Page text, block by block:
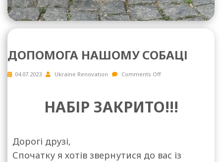
ДОПОМОГА НАШОМУ СОБАЦІ
04.07.2023 Ukraine Renovation Comments Off
НАБІР ЗАКРИТО!!!
Дорогі друзі,
Спочатку я хотів звернутися до вас із